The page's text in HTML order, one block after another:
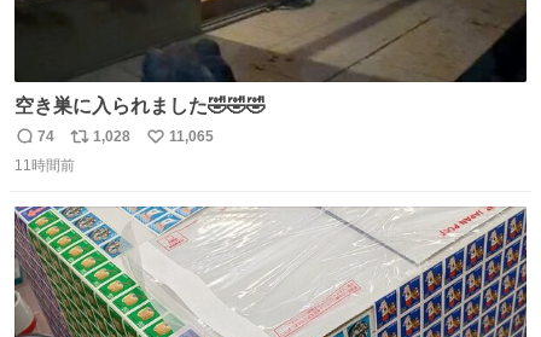
空き巣に入られました🤣🤣🤣
返
信
74
リ
ポ
ト
数
1,028
い
数
11,065
11時間前